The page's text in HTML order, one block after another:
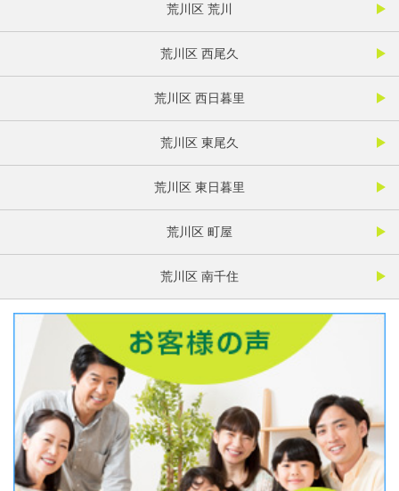
荒川区 荒川
荒川区 西尾久
荒川区 西日暮里
荒川区 東尾久
荒川区 東日暮里
荒川区 町屋
荒川区 南千住